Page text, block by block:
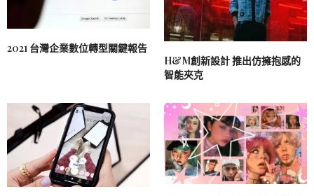
2021 台灣企業數位轉型關鍵報告
H&M創新設計 推出仿擁抱感的
智能夾克